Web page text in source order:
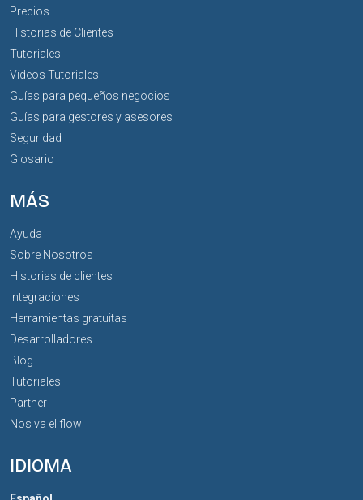
Precios
Historias de Clientes
Tutoriales
Vídeos Tutoriales
Guías para pequeños negocios
Guías para gestores y asesores
Seguridad
Glosario
MÁS
Ayuda
Sobre Nosotros
Historias de clientes
Integraciones
Herramientas gratuitas
Desarrolladores
Blog
Tutoriales
Partner
Nos va el flow
IDIOMA